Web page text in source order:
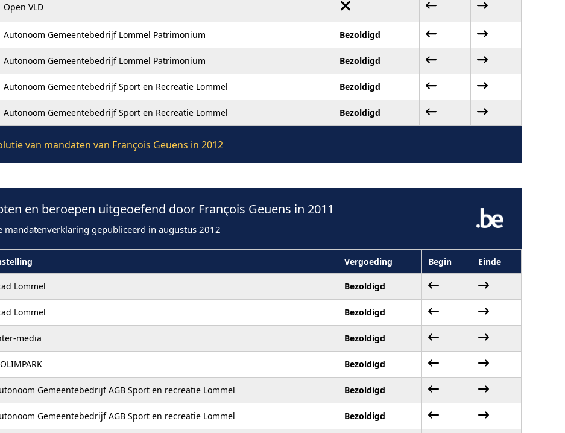
Open VLD
Autonoom Gemeentebedrijf Lommel Patrimonium Bezoldigd
Autonoom Gemeentebedrijf Lommel Patrimonium Bezoldigd
Autonoom Gemeentebedrijf Sport en Recreatie Lommel Bezoldigd
Autonoom Gemeentebedrijf Sport en Recreatie Lommel Bezoldigd
van mandaten van François Geuens in 2012
en beroepen uitgeoefend door François Geuens in 2011
mandatenverklaring gepubliceerd in augustus 2012
Vergoeding Begin Einde
Lommel Bezoldigd
Lommel Bezoldigd
media Bezoldigd
Bezoldigd
Gemeentebedrijf AGB Sport en recreatie Lommel Bezoldigd
Gemeentebedrijf AGB Sport en recreatie Lommel Bezoldigd